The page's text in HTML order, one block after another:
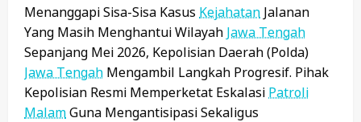
Menanggapi Sisa-Sisa Kasus Kejahatan Jalanan
Yang Masih Menghantui Wilayah Jawa Tengah
Sepanjang Mei 2026, Kepolisian Daerah (Polda)
Jawa Tengah Mengambil Langkah Progresif. Pihak
Kepolisian Resmi Memperketat Eskalasi Patroli
MalamGuna Mengantisipasi Sekaligus